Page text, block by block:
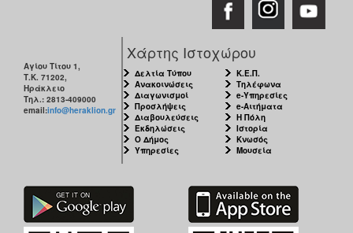
Αγίου Τίτου 1,
Τ.Κ. 71202,
Ηράκλειο
Τηλ.: 2813-409000
email:info@heraklion.gr
Χάρτης Ιστοχώρου
Δελτία Τύπου
Ανακοινώσεις
Διαγωνισμοί
Προσλήψεις
Διαβουλεύσεις
Εκδηλώσεις
Ο Δήμος
Υπηρεσίες
Κ.Ε.Π.
Τηλέφωνα
e-Υπηρεσίες
e-Αιτήματα
Η Πόλη
Ιστορία
Κνωσός
Μουσεία